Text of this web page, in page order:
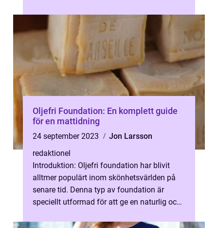
Oljefri Foundation: En komplett guide
för en mattidning
24 september 2023
Jon Larsson
redaktionel
Introduktion: Oljefri foundation har blivit
alltmer populärt inom skönhetsvärlden på
senare tid. Denna typ av foundation är
speciellt utformad för att ge en naturlig och